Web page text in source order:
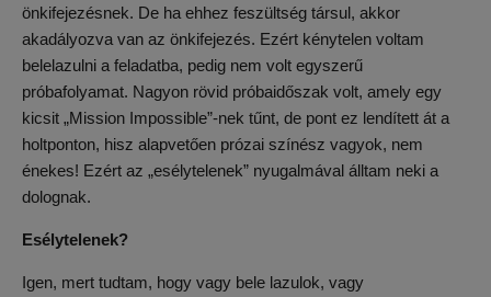
önkifejezésnek. De ha ehhez feszültség társul, akkor
akadályozva van az önkifejezés. Ezért kénytelen voltam
belelazulni a feladatba, pedig nem volt egyszerű
próbafolyamat. Nagyon rövid próbaidőszak volt, amely egy
kicsit „Mission Impossible”-nek tűnt, de pont ez lendített át a
holtponton, hisz alapvetően prózai színész vagyok, nem
énekes! Ezért az „esélytelenek” nyugalmával álltam neki a
dolognak.
Esélytelenek?
Igen, mert tudtam, hogy vagy bele lazulok, vagy